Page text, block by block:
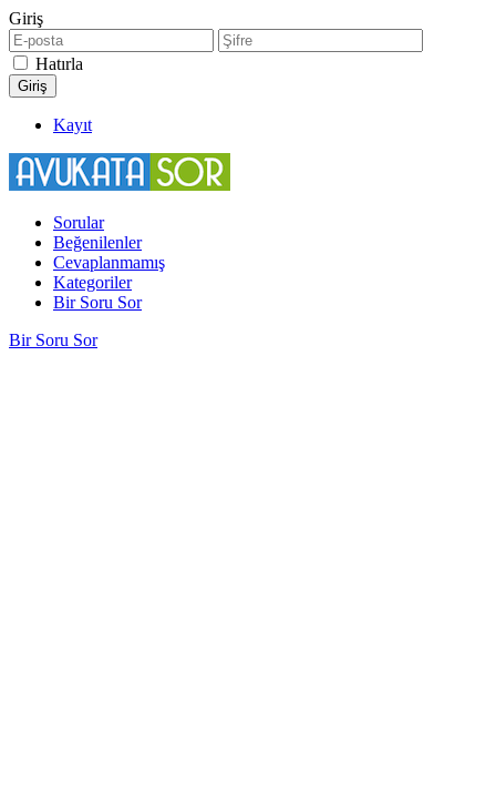
Giriş
Hatırla
Kayıt
Sorular
Beğenilenler
Cevaplanmamış
Kategoriler
Bir Soru Sor
Bir Soru Sor